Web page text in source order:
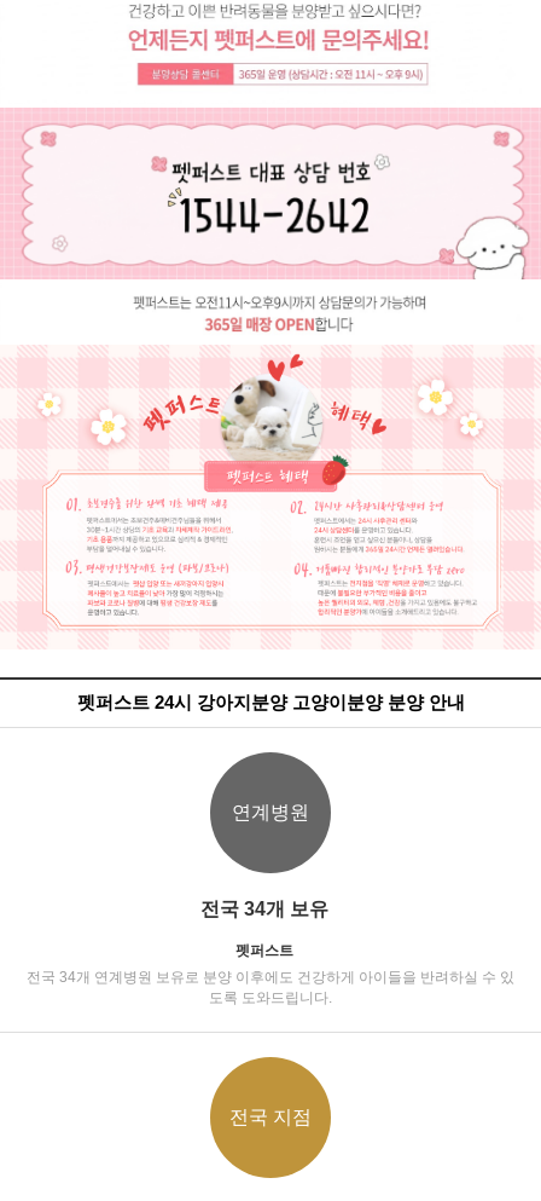
펫퍼스트 24시 강아지분양 고양이분양 분양 안내
연계병원
전국 34개 보유
펫퍼스트
전국 34개 연계병원 보유로 분양 이후에도 건강하게 아이들을 반려하실 수 있
도록 도와드립니다.
전국 지점